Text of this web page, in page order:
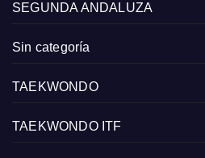
SEGUNDA ANDALUZA
Sin categoría
TAEKWONDO
TAEKWONDO ITF